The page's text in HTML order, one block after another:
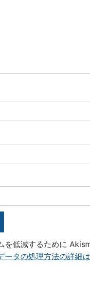
を低減するために
ータの処理方法の詳細